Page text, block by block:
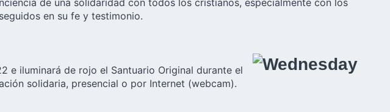
de una solidaridad con todos los cristianos, especialmente con los
en su fe y testimonio.
e iluminará de rojo el Santuario Original durante el
solidaria, presencial o por Internet (webcam).